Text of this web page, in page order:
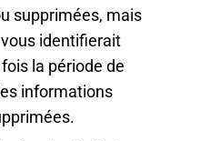
supprimées, mais
identifierait
la période de
informations